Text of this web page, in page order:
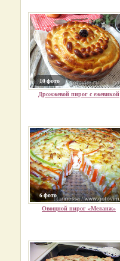
10 фото
Дрожжевой пирог с ежевикой
6 фото
Овощной пирог «Меланж»